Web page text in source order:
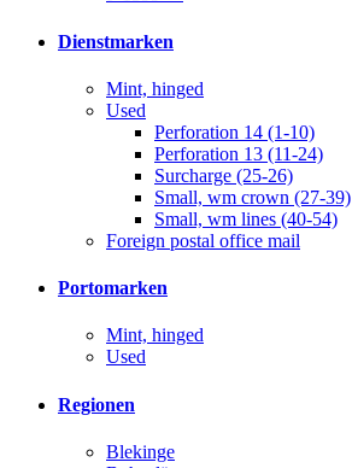
Dienstmarken
Mint, hinged
Used
Perforation 14 (1-10)
Perforation 13 (11-24)
Surcharge (25-26)
Small, wm crown (27-39)
Small, wm lines (40-54)
Foreign postal office mail
Portomarken
Mint, hinged
Used
Regionen
Blekinge